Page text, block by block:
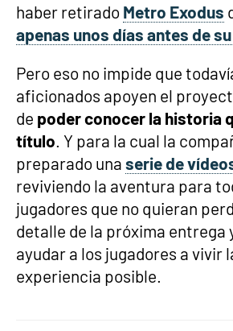
haber retirado Metro Exodus
apenas unos días antes de
Pero eso no impide que
aficionados apoyen el
de poder conocer la historia
título. Y para la cual la
preparado una serie de
reviviendo la aventura para
jugadores que no quieran
detalle de la próxima entrega
ayudar a los jugadores a vivir
experiencia posible.